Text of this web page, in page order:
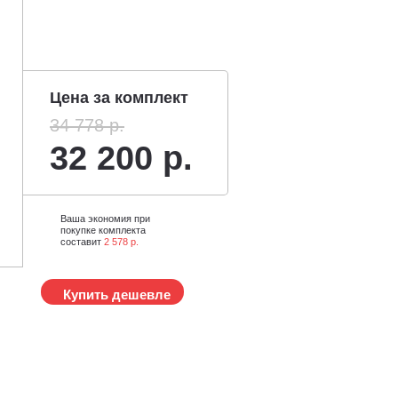
Цена за комплект
34 778 р.
32 200 р.
Ваша экономия при
покупке комплекта
составит 2 578 р.
Купить дешевле